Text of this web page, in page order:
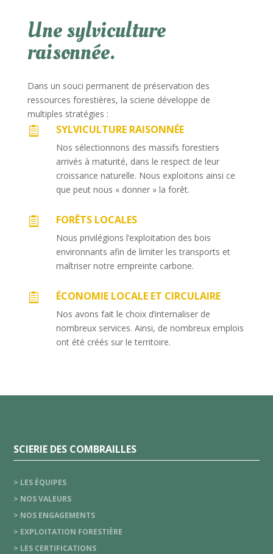
Une sylviculture
raisonnée.
Dans un souci permanent de préservation des
ressources forestières, la scierie développe de
multiples stratégies :
 SYLVICULTURE RAISONNÉE
Nos sélectionnons des massifs forestiers
arrivés à maturité, dans le respect de leur
croissance naturelle. Nous exploitons ainsi ce
que peut nous « donner » la forêt.
 FORÊTS LOCALES
Nous privilégions l’exploitation des bois
environnants afin de limiter les transports et
maîtriser notre empreinte carbone.
 ÉCONOMIE LOCALE ET CIRCULAIRE
Nos avons fait le choix d’internaliser de
nombreux services. Ainsi, de nombreux emplois
ont été créés sur le territoire.
SCIERIE DES COMBRAILLES
> LES ÉQUIPES
> NOS VALEURS
> NOS ENGAGEMENTS
> EXPLOITATION FORESTIÈRE
> LES CERTIFICATIONS